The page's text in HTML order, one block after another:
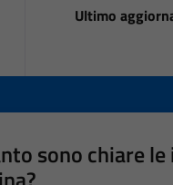
Ultimo
sono chiare